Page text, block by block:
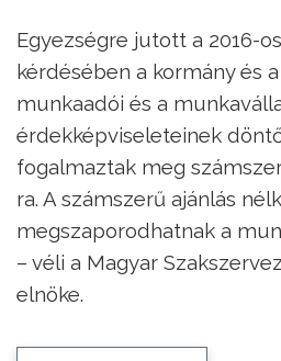
Egyezségre jutott a 2016-
kérdésében a kormány és
munkaadói és a
érdekképviseleteinek
fogalmaztak meg
ra. A számszerű ajánlás
megszaporodhatnak a
– véli a Magyar
elnöke.